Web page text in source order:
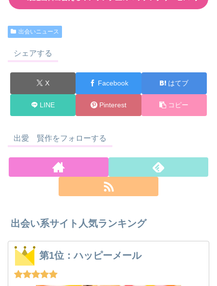
出会いニュース
シェアする
X Facebook はてブ
LINE Pinterest コピー
出愛 賢作をフォローする
出会い系サイト人気ランキング
第1位：ハッピーメール